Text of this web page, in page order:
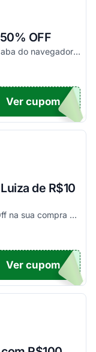
OFF
Pegue para ser redirecionado (em nova aba do navegador) e acesse todos os cupons disponíveis da Amazon Brasil. Aproveite para economizar nesse link. Corra e garanta já o seu descon...
TICO
Ver cupom
de R$10
Pegue já o seu cupom e garanta R$10 Off na sua compra acima de R$500,00
UPOM
Ver cupom